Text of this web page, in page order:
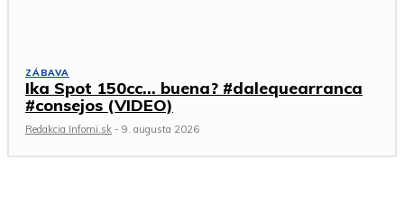
ZÁBAVA
Ika Spot 150cc… buena? #dalequearranca
#consejos (VIDEO)
Redakcia Infomi.sk - 9. augusta 2026